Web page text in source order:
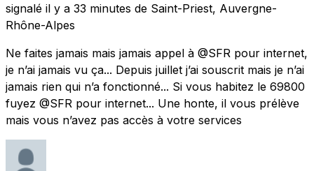
signalé il y a 33 minutes de Saint-Priest, Auvergne-
Rhône-Alpes
Ne faites jamais mais jamais appel à @SFR pour internet,
je n’ai jamais vu ça... Depuis juillet j’ai souscrit mais je n’ai
jamais rien qui n’a fonctionné... Si vous habitez le 69800
fuyez @SFR pour internet... Une honte, il vous prélève
mais vous n’avez pas accès à votre services